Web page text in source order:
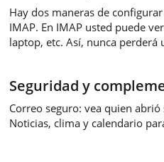
Hay dos maneras de
IMAP. En IMAP usted puede
laptop, etc. Así, nunca
Seguridad y
Correo seguro: vea quien
Noticias, clima y calendario